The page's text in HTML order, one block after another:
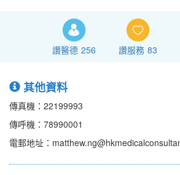
讚醫德 256 讚服務 83
其他資料
傳真機：22199993
傳呼機：78990001
電郵地址：